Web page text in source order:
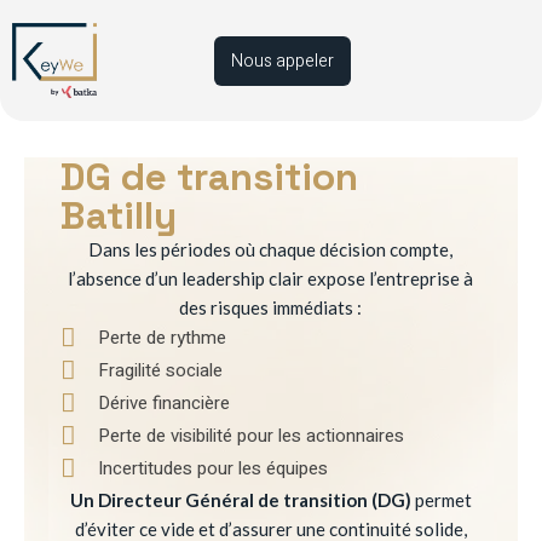
Nous appeler
DG de transition
Batilly
Dans les périodes où chaque décision compte,
l’absence d’un leadership clair expose l’entreprise à
des risques immédiats :
Perte de rythme
Fragilité sociale
Dérive financière
Perte de visibilité pour les actionnaires
Incertitudes pour les équipes
Un Directeur Général de transition (DG) permet
d’éviter ce vide et d’assurer une continuité solide,